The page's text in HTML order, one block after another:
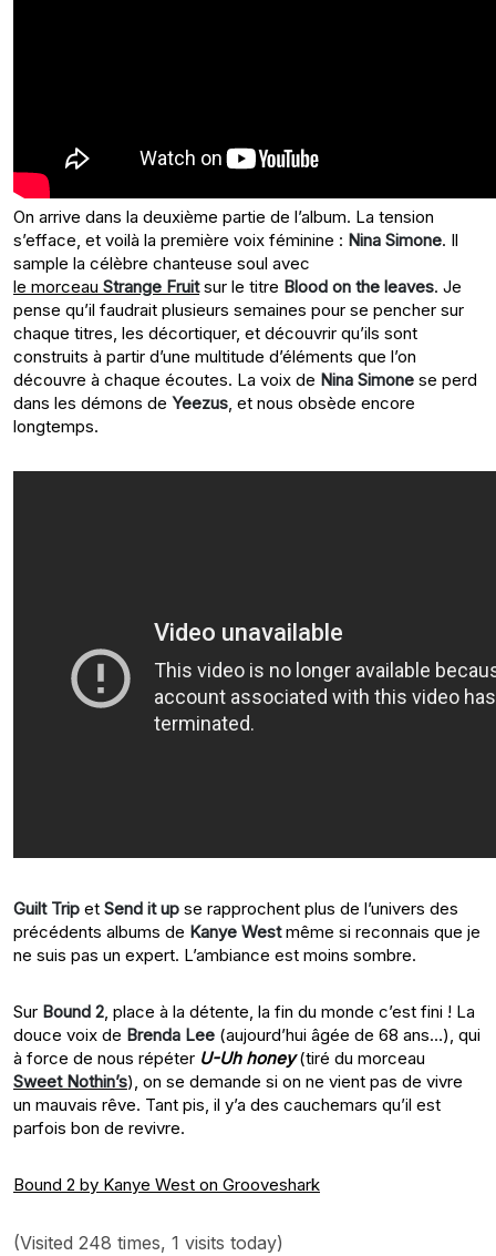
On arrive dans la deuxième partie de l’album. La tension
s’efface, et voilà la première voix féminine : Nina Simone. Il
sample la célèbre chanteuse soul avec
le morceau Strange Fruitsur le titre Blood on the leaves. Je
pense qu’il faudrait plusieurs semaines pour se pencher sur
chaque titres, les décortiquer, et découvrir qu’ils sont
construits à partir d’une multitude d’éléments que l’on
découvre à chaque écoutes. La voix de Nina Simone se perd
dans les démons de Yeezus, et nous obsède encore
longtemps.
Guilt Trip et Send it up se rapprochent plus de l’univers des
précédents albums de Kanye Westmême si reconnais que je
ne suis pas un expert. L’ambiance est moins sombre.
Sur Bound 2, place à la détente, la fin du monde c’est fini ! La
douce voix de Brenda Lee (aujourd’hui âgée de 68 ans…), qui
à force de nous répéter U-Uh honey(tiré du morceau
Sweet Nothin’s), on se demande si on ne vient pas de vivre
un mauvais rêve. Tant pis, il y’a des cauchemars qu’il est
parfois bon de revivre.
Bound 2 by Kanye West on Grooveshark
(Visited 248 times, 1 visits today)